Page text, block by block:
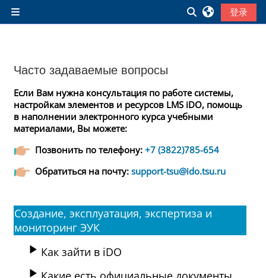
跳到主要内容
停靠面板
切换搜索输入
登录
Часто задаваемые вопросы
Если Вам нужна консультация по работе системы,
настройкам элементов и ресурсов LMS iDO, помощь
в наполнении электронного курса учебными
материалами, Вы можете:
Позвонить по телефону: +7 (3822)785-654
Обратиться на почту: support-tsu@ido.tsu.ru
Создание, эксплуатация, экспертиза и
мониторинг ЭУК
Как зайти в iDO